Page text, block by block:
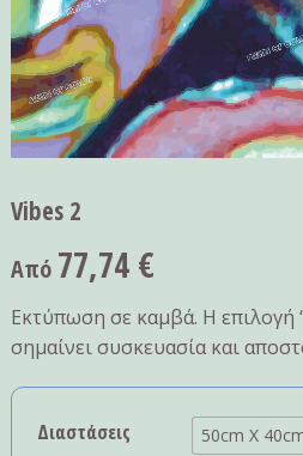
Vibes 2
Από 77,74 €
Εκτύπωση σε καμβά. Η επιλογή
σημαίνει συσκευασία και
Διαστάσεις
50cm X